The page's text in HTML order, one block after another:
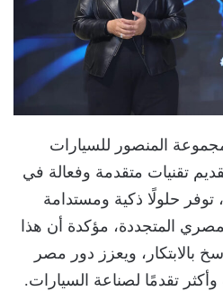
المنصور للسيارات
تقنيات متقدمة وفعالة في
توفر حلولًا ذكية ومستدامة
المتجددة، مؤكدة أن هذا
بالابتكار، ويعزز دور مصر
تقدمًا لصناعة السيارات.